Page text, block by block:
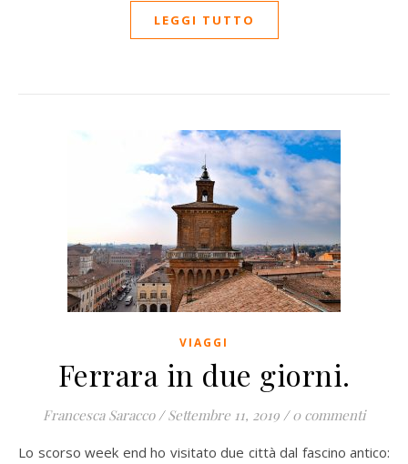
LEGGI TUTTO
VIAGGI
Ferrara in due giorni.
Francesca Saracco / Settembre 11, 2019 / 0 commenti
Lo scorso week end ho visitato due città dal fascino antico: